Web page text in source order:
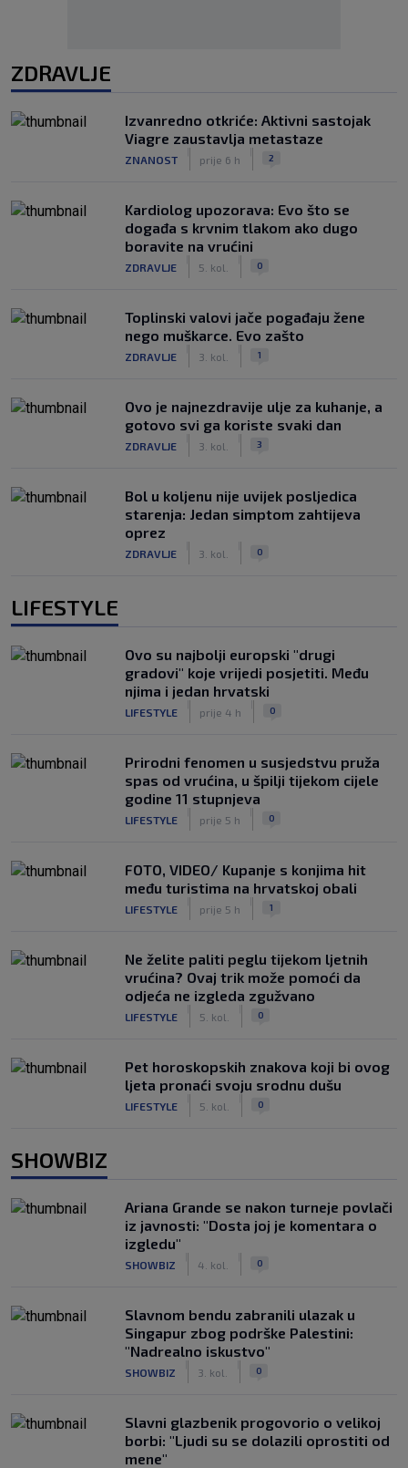
ZDRAVLJE
Izvanredno otkriće: Aktivni sastojak
Viagre zaustavlja metastaze
ZNANOST prije 6 h 2
Kardiolog upozorava: Evo što se
događa s krvnim tlakom ako dugo
boravite na vrućini
ZDRAVLJE 5. kol. 0
Toplinski valovi jače pogađaju žene
nego muškarce. Evo zašto
ZDRAVLJE 3. kol. 1
Ovo je najnezdravije ulje za kuhanje, a
gotovo svi ga koriste svaki dan
ZDRAVLJE 3. kol. 3
Bol u koljenu nije uvijek posljedica
starenja: Jedan simptom zahtijeva
oprez
ZDRAVLJE 3. kol. 0
LIFESTYLE
Ovo su najbolji europski "drugi
gradovi" koje vrijedi posjetiti. Među
njima i jedan hrvatski
LIFESTYLE prije 4 h 0
Prirodni fenomen u susjedstvu pruža
spas od vrućina, u špilji tijekom cijele
godine 11 stupnjeva
LIFESTYLE prije 5 h 0
FOTO, VIDEO/ Kupanje s konjima hit
među turistima na hrvatskoj obali
LIFESTYLE prije 5 h 1
Ne želite paliti peglu tijekom ljetnih
vrućina? Ovaj trik može pomoći da
odjeća ne izgleda zgužvano
LIFESTYLE 5. kol. 0
Pet horoskopskih znakova koji bi ovog
ljeta pronaći svoju srodnu dušu
LIFESTYLE 5. kol. 0
SHOWBIZ
Ariana Grande se nakon turneje povlači
iz javnosti: "Dosta joj je komentara o
izgledu"
SHOWBIZ 4. kol. 0
Slavnom bendu zabranili ulazak u
Singapur zbog podrške Palestini:
"Nadrealno iskustvo"
SHOWBIZ 3. kol. 0
Slavni glazbenik progovorio o velikoj
borbi: "Ljudi su se dolazili oprostiti od
mene"